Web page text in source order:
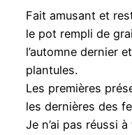
Fait amusant et
le pot rempli de
l’automne dernier
plantules.
Les premières
les dernières des
Je n’ai pas réussi